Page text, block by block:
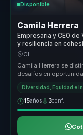
Disponible
Camila Herrera
Empresaria y CEO
y resiliencia en
CL
Camila Herrera se
desafíos en
único combina ...
Diversidad, Equidad e
15años 3conf.